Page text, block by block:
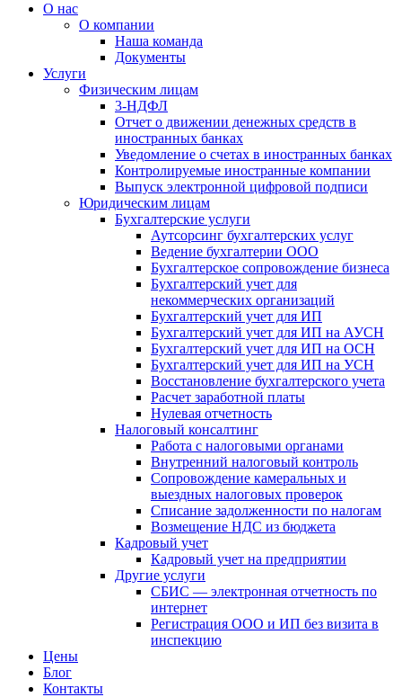
О нас
О компании
Наша команда
Документы
Услуги
Физическим лицам
3-НДФЛ
Отчет о движении денежных средств в
иностранных банках
Уведомление о счетах в иностранных банках
Контролируемые иностранные компании
Выпуск электронной цифровой подписи
Юридическим лицам
Бухгалтерские услуги
Аутсорсинг бухгалтерских услуг
Ведение бухгалтерии ООО
Бухгалтерское сопровождение бизнеса
Бухгалтерский учет для
некоммерческих организаций
Бухгалтерский учет для ИП
Бухгалтерский учет для ИП на АУСН
Бухгалтерский учет для ИП на ОСН
Бухгалтерский учет для ИП на УСН
Восстановление бухгалтерского учета
Расчет заработной платы
Нулевая отчетность
Налоговый консалтинг
Работа с налоговыми органами
Внутренний налоговый контроль
Сопровождение камеральных и
выездных налоговых проверок
Списание задолженности по налогам
Возмещение НДС из бюджета
Кадровый учет
Кадровый учет на предприятии
Другие услуги
СБИС — электронная отчетность по
интернет
Регистрация ООО и ИП без визита в
инспекцию
Цены
Блог
Контакты